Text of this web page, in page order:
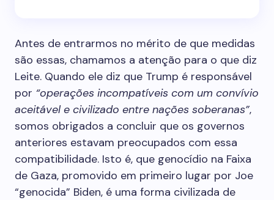
Antes de entrarmos no mérito de que medidas
são essas, chamamos a atenção para o que diz
Leite. Quando ele diz que Trump é responsável
por “operações incompatíveis com um convívio
aceitável e civilizado entre nações soberanas”,
somos obrigados a concluir que os governos
anteriores estavam preocupados com essa
compatibilidade. Isto é, que genocídio na Faixa
de Gaza, promovido em primeiro lugar por Joe
“genocida” Biden, é uma forma civilizada de